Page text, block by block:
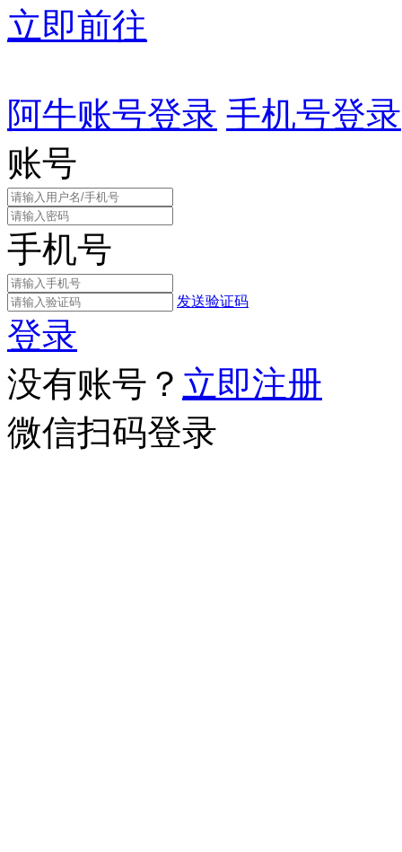
立即前往
阿牛账号登录 手机号登录
账号
手机号
发送验证码
登录
没有账号？ 立即注册
微信扫码登录